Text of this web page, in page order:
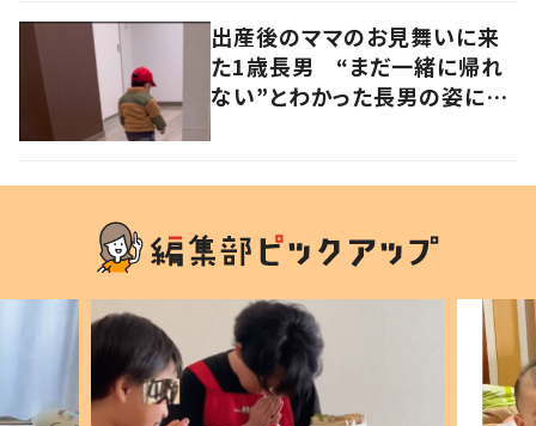
出産後のママのお見舞いに来
た1歳長男 “まだ一緒に帰れ
ない”とわかった長男の姿に